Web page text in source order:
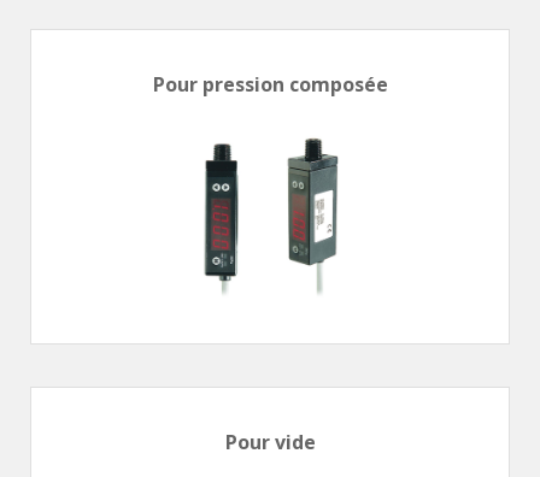
Vérins sans tige
CONTRÔLE DES FLUIDES
Auxiliaires de raccordement
Commande électrique
Pour pression composée
Pour vide